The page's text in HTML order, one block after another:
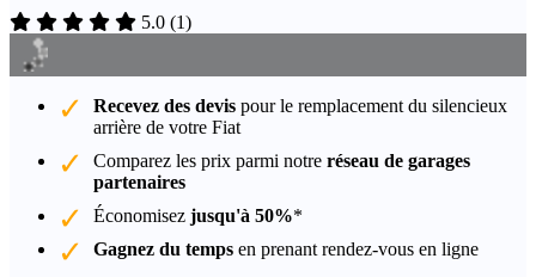
5.0 (1)
Recevez des devis pour le remplacement du silencieux
arrière de votre Fiat
Comparez les prix parmi notre réseau de garages
partenaires
Économisez jusqu'à 50%*
Gagnez du temps en prenant rendez-vous en ligne